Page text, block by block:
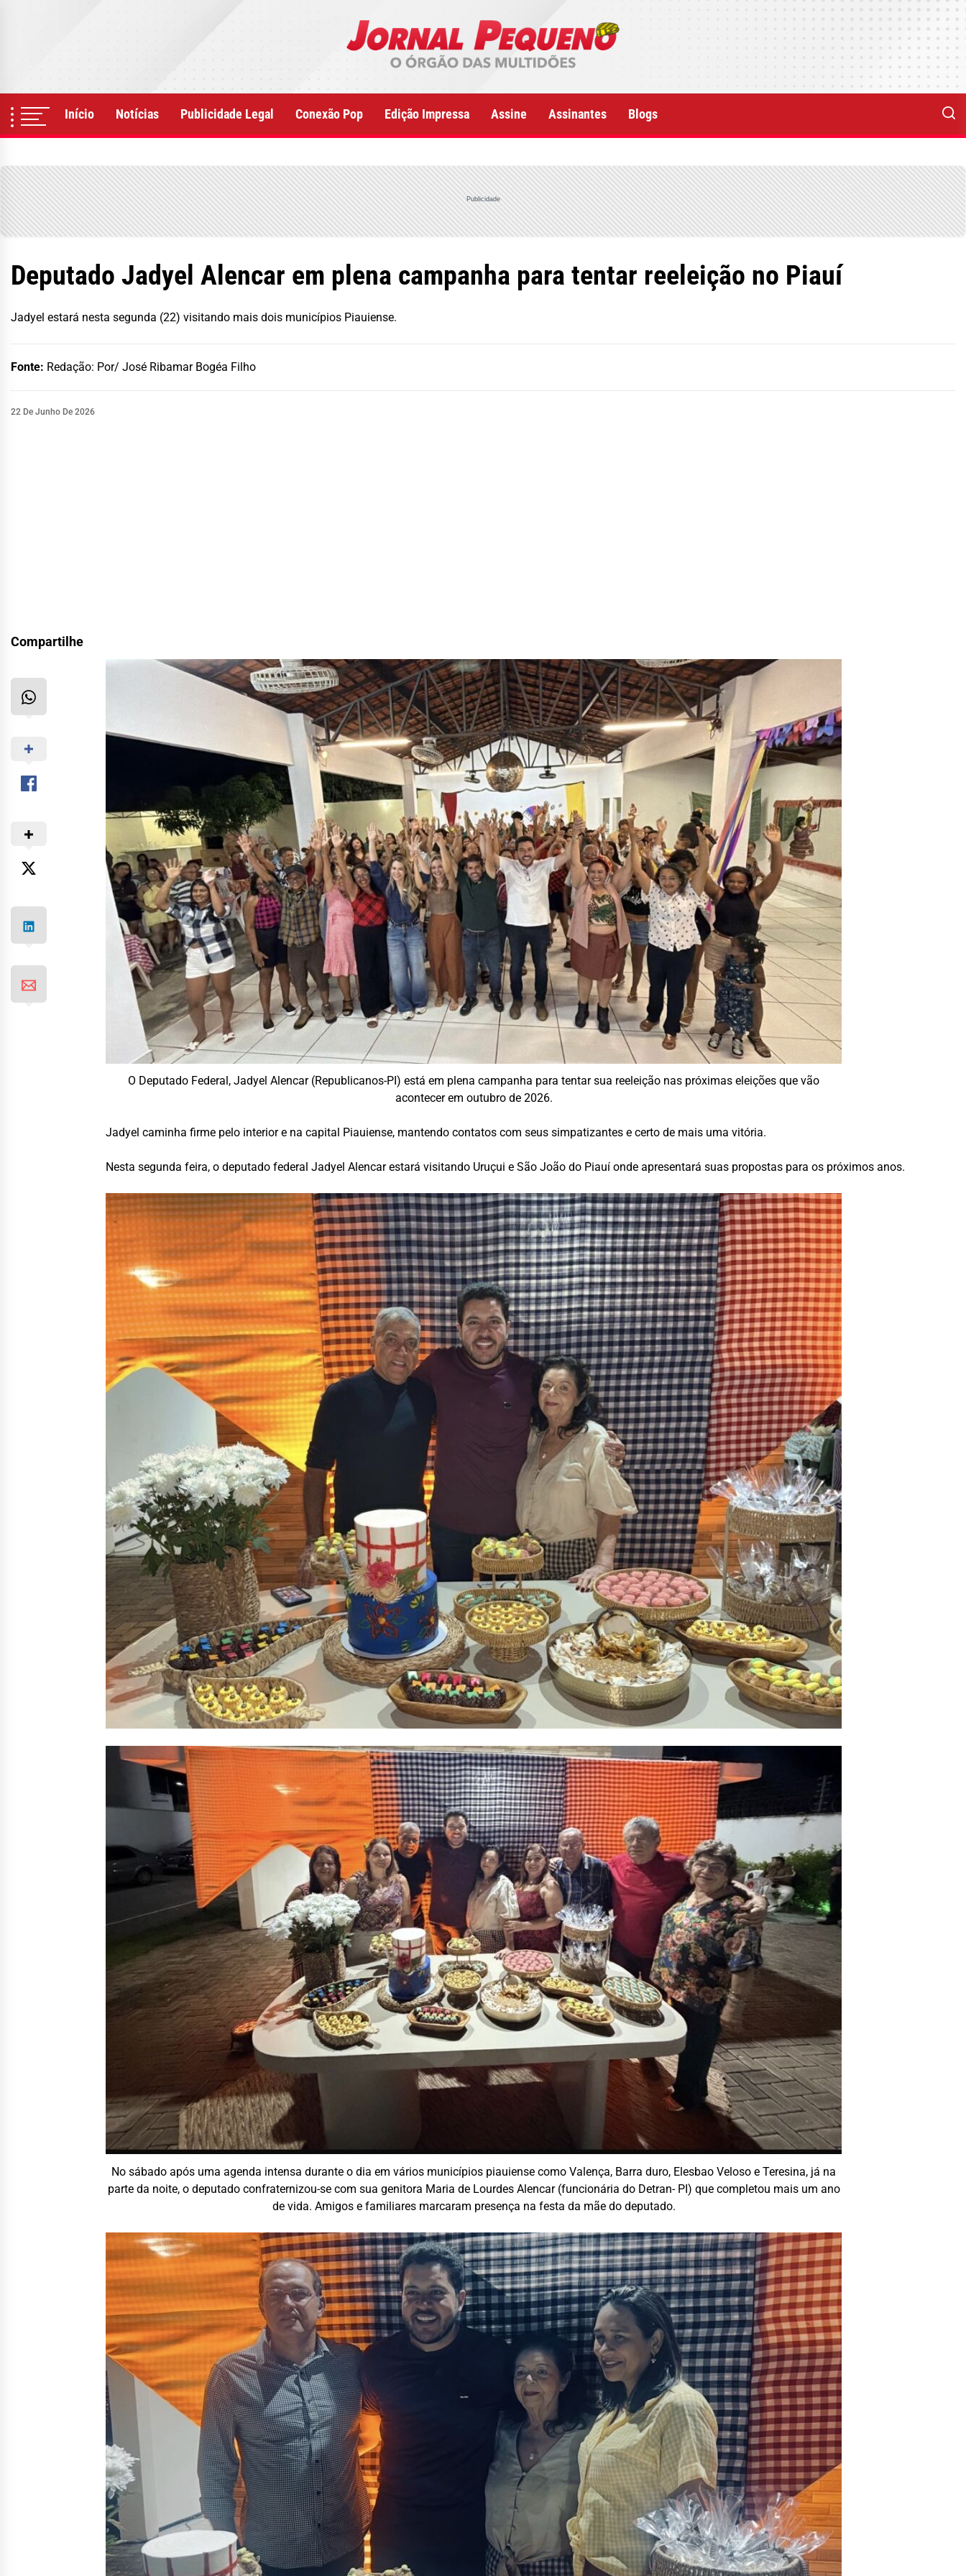
Início Notícias Publicidade Legal Conexão Pop Edição Impressa Assine Assinantes Blogs
Publicidade
Deputado Jadyel Alencar em plena campanha para tentar reeleição no Piauí
Jadyel estará nesta segunda (22) visitando mais dois municípios Piauiense.
Fonte: Redação: Por/ José Ribamar Bogéa Filho
22 De Junho De 2026
Compartilhe
O Deputado Federal, Jadyel Alencar (Republicanos-PI) está em plena campanha para tentar sua reeleição nas próximas eleições que vão
acontecer em outubro de 2026.
Jadyel caminha firme pelo interior e na capital Piauiense, mantendo contatos com seus simpatizantes e certo de mais uma vitória.
Nesta segunda feira, o deputado federal Jadyel Alencar estará visitando Uruçui e São João do Piauí onde apresentará suas propostas para os próximos anos.
No sábado após uma agenda intensa durante o dia em vários municípios piauiense como Valença, Barra duro, Elesbao Veloso e Teresina, já na
parte da noite, o deputado confraternizou-se com sua genitora Maria de Lourdes Alencar (funcionária do Detran- PI) que completou mais um ano
de vida. Amigos e familiares marcaram presença na festa da mãe do deputado.